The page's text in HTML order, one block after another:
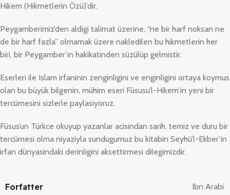
Hikem (Hikmetlerin Özü)’dir.
Peygamberimiz’den aldigi talimat üzerine, “ne bir harf noksan ne
de bir harf fazla” olmamak üzere nakledilen bu hikmetlerin her
biri, bir Peygamber’in hakikatinden süzülüp gelmistir.
Eserleri ile Islam irfaninin zenginligini ve enginligini ortaya koymus
olan bu büyük bilgenin, mühim eseri Füsusu’l-Hikem’in yeni bir
tercümesini sizlerle paylasiyoruz.
Füsus’un Türkce okuyup yazanlar acisindan sarih, temiz ve duru bir
tercümesi olma niyaziyla sundugumuz bu kitabin Seyhü’l-Ekber’in
irfan dünyasindaki derinligini aksettirmesi dilegimizdir.
Forfatter Ibn Arabi